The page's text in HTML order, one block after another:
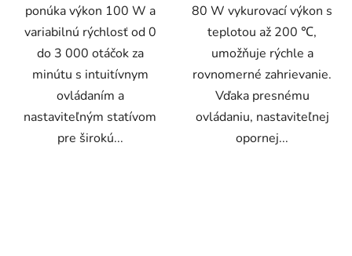
ponúka výkon 100 W a
variabilnú rýchlosť od 0
do 3 000 otáčok za
minútu s intuitívnym
ovládaním a
nastaviteľným statívom
pre širokú...
80 W vykurovací výkon s
teplotou až 200 ℃,
umožňuje rýchle a
rovnomerné zahrievanie.
Vďaka presnému
ovládaniu, nastaviteľnej
opornej...